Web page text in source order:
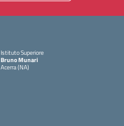
Istituto Superiore
Bruno Munari
Acerra (NA)